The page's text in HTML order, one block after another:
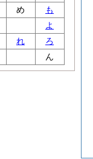
め
も
よ
れ
ろ
ん